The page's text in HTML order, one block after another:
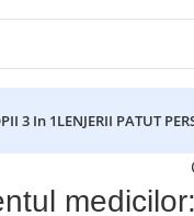
3 In 1LENJERII PATUT